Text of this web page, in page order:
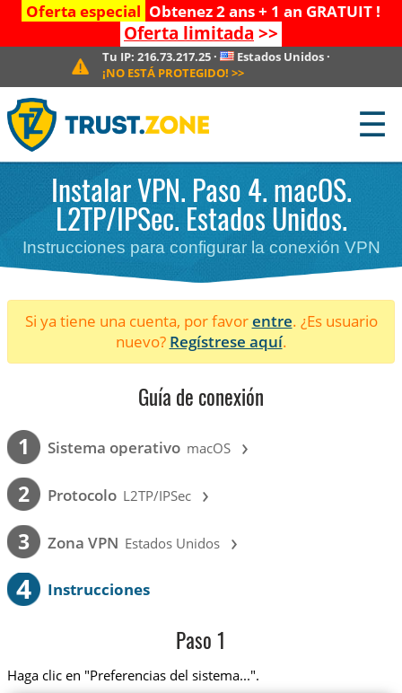
Oferta especial Obtenez 2 ans + 1 an GRATUIT !
Oferta limitada >>
Tu IP:216.73.217.25 · Estados Unidos·
¡NO ESTÁ PROTEGIDO! >>
☰
Instalar VPN. Paso 4. macOS.
L2TP/IPSec. Estados Unidos.
Instrucciones para configurar la conexión VPN
Si ya tiene una cuenta, por favorentre. ¿Es usuario
nuevo? Regístrese aquí.
Guía de conexión
1 Sistema operativo macOS ›
2 Protocolo L2TP/IPSec ›
3 Zona VPN Estados Unidos ›
4 Instrucciones
Paso 1
Haga clic en "Preferencias del sistema...".